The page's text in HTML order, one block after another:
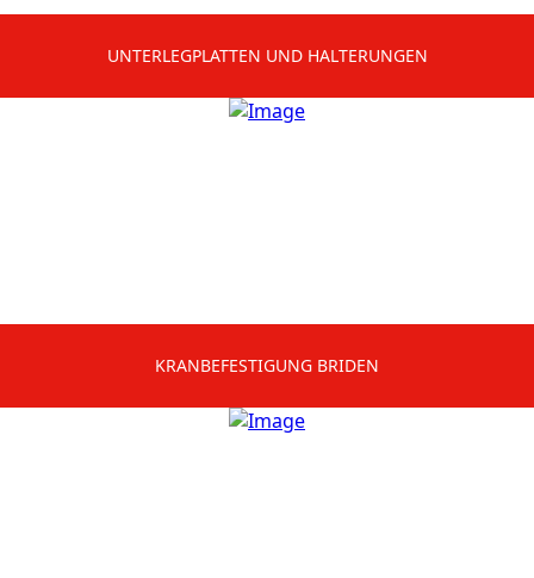
UNTERLEGPLATTEN UND HALTERUNGEN
KRANBEFESTIGUNG BRIDEN